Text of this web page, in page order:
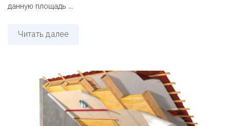
данную площадь ...
Читать далее